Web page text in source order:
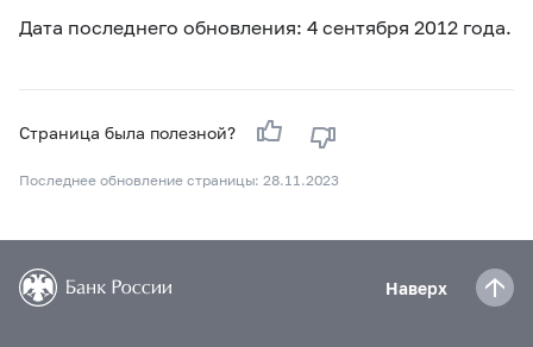
Дата последнего обновления: 4 сентября 2012 года.
Страница была полезной?
Последнее обновление страницы: 28.11.2023
Наверх